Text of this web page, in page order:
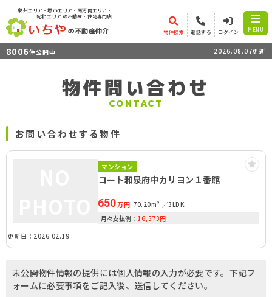
泉州エリア・堺市エリア・南河内エリア・
紀北エリア の不動産・住宅専門店
の不動産仲介 物件検索 電話する ログイン MENU
8006件公開中 2026.08.07更新
物件問い合わせ
CONTACT
お問い合わせする物件
マンション
コート和泉府中カリヨン１番館
650万円 70.20m²
3LDK
月々支払例： 16,573円
更新日：2026.02.19
未公開物件情報の提供には個人情報の入力が必要です。下記フ
ォームに必要事項をご記入後、送信してください。